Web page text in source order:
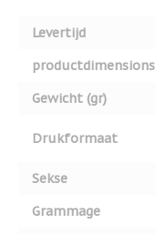
Levertijd
productdimensions
Gewicht (gr)
Drukformaat
Sekse
Grammage